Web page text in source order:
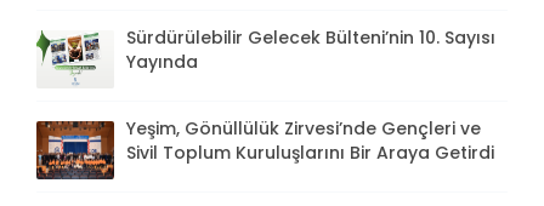
Sürdürülebilir Gelecek Bülteni’nin 10. Sayısı
Yayında
Yeşim, Gönüllülük Zirvesi’nde Gençleri ve
Sivil Toplum Kuruluşlarını Bir Araya Getirdi